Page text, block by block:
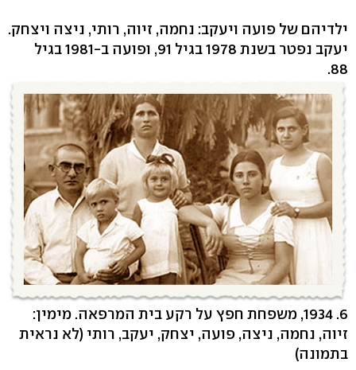
ילדיהם של פועה ויעקב: נחמה, זיוה, רותי, ניצה ויצחק.
יעקב נפטר בשנת 1978 בגיל 91, ופועה ב-1981 בגיל
88.
6. 1934, משפחת חפץ על רקע בית המרפאה. מימין:
זיוה, נחמה, ניצה, פועה, יצחק, יעקב, רותי (לא נראית
בתמונה)